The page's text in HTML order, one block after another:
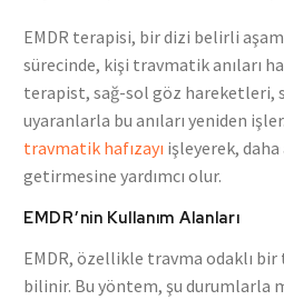
EMDR terapisi, bir dizi belirli
sürecinde, kişi travmatik anıları
terapist, sağ-sol göz hareketleri,
uyaranlarla bu anıları yeniden
travmatik hafızayı işleyerek,
getirmesine yardımcı olur.
EMDR’nin Kullanım Alanları
EMDR, özellikle travma odaklı
bilinir. Bu yöntem, şu durumlarla